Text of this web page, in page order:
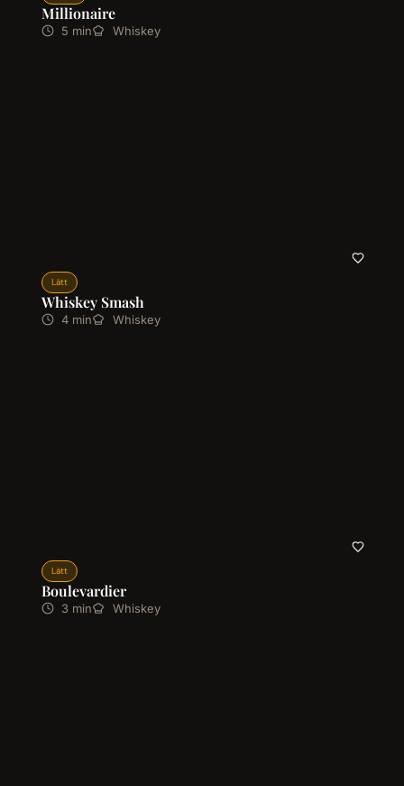
Millionaire
5 min Whiskey
Lätt
Whiskey Smash
4 min Whiskey
Lätt
Boulevardier
3 min Whiskey